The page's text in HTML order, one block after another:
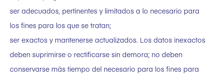
ser adecuados, pertinentes y limitados a lo necesario para
los fines para los que se tratan;
ser exactos y mantenerse actualizados. Los datos inexactos
deben suprimirse o rectificarse sin demora; no deben
conservarse más tiempo del necesario para los fines para